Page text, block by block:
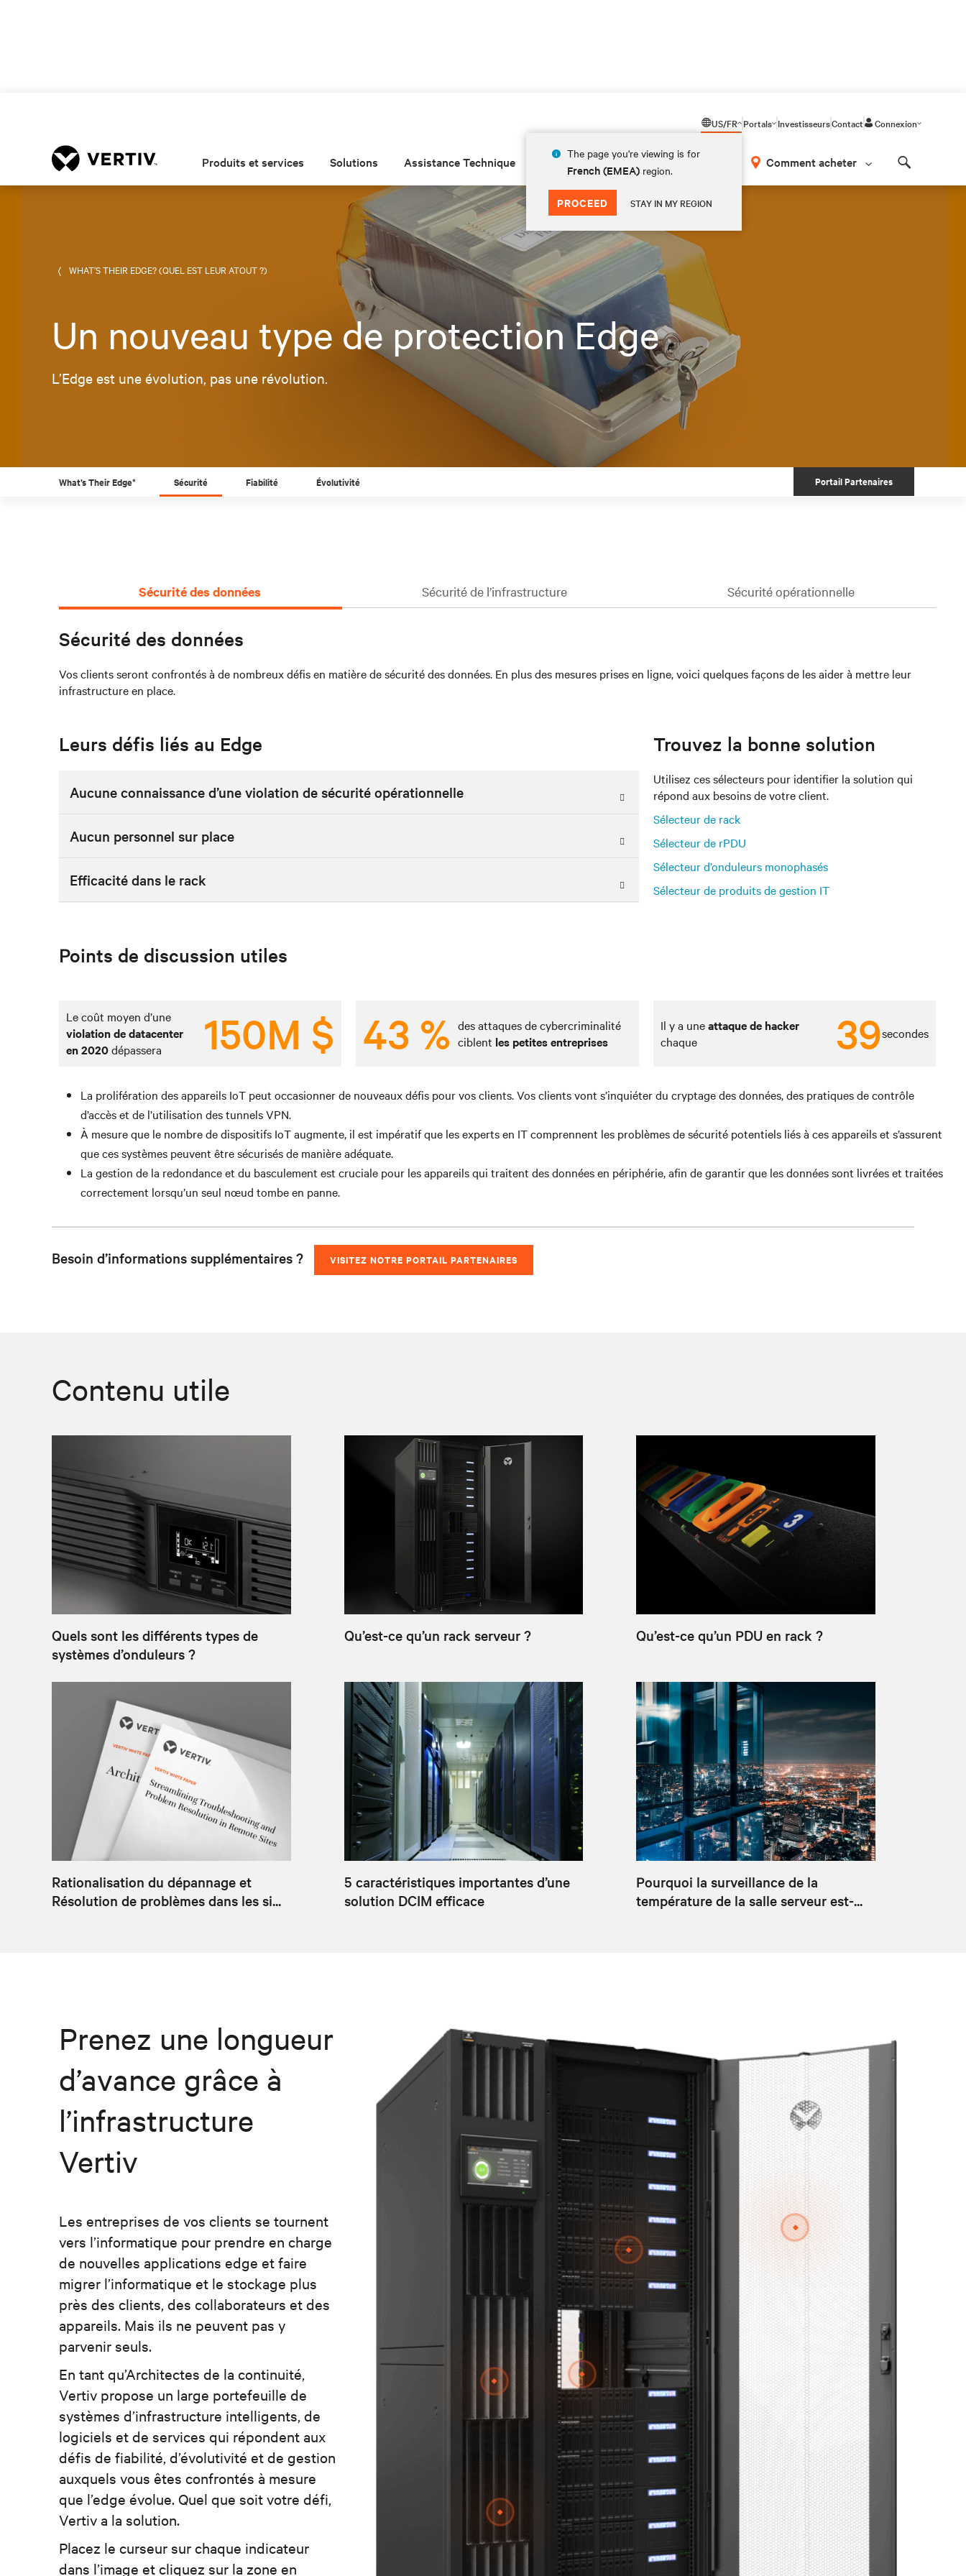
US/FR
The page you're viewing is for
French (EMEA) region.
PROCEED STAY IN MY REGION
Portals InvestisseursContact Connexion
Produits et services Solutions Assistance Technique Insights À propos Comment acheter
WHAT’S THEIR EDGE? (QUEL EST LEUR ATOUT ?)
Un nouveau type de protection Edge
L’Edge est une évolution, pas une révolution.
What’s Their Edge* Sécurité Fiabilité Évolutivité Portail Partenaires
Sécurité des données Sécurité de l’infrastructure Sécurité opérationnelle
Sécurité des données
Vos clients seront confrontés à de nombreux défis en matière de sécurité des données. En plus des mesures prises en ligne, voici quelques façons de les aider à mettre leur
infrastructure en place.
Leurs défis liés au Edge
Aucune connaissance d’une violation de sécurité opérationnelle
Aucun personnel sur place
Efficacité dans le rack
Trouvez la bonne solution
Utilisez ces sélecteurs pour identifier la solution qui
répond aux besoins de votre client.
Sélecteur de rack
Sélecteur de rPDU
Sélecteur d’onduleurs monophasés
Sélecteur de produits de gestion IT
Points de discussion utiles
Le coût moyen d’une
violation de datacenter
en 2020dépassera 150M $ 43 % des attaques de cybercriminalité
ciblent les petites entreprises
Il y a uneattaque de hacker
chaque
39secondes
La prolifération des appareils IoT peut occasionner de nouveaux défis pour vos clients. Vos clients vont s’inquiéter du cryptage des données, des pratiques de contrôle
d’accès et de l’utilisation des tunnels VPN.
À mesure que le nombre de dispositifs IoT augmente, il est impératif que les experts en IT comprennent les problèmes de sécurité potentiels liés à ces appareils et s’assurent
que ces systèmes peuvent être sécurisés de manière adéquate.
La gestion de la redondance et du basculement est cruciale pour les appareils qui traitent des données en périphérie, afin de garantir que les données sont livrées et traitées
correctement lorsqu’un seul nœud tombe en panne.
Besoin d’informations supplémentaires ? VISITEZ NOTRE PORTAIL PARTENAIRES
Contenu utile
Quels sont les différents types de
systèmes d’onduleurs ?
Qu’est-ce qu’un rack serveur ? Qu’est-ce qu’un PDU en rack ?
Rationalisation du dépannage et
Résolution de problèmes dans les si...
5 caractéristiques importantes d’une
solution DCIM efficace
Pourquoi la surveillance de la
température de la salle serveur est-...
Prenez une longueur
d’avance grâce à
l’infrastructure
Vertiv
Les entreprises de vos clients se tournent
vers l’informatique pour prendre en charge
de nouvelles applications edge et faire
migrer l’informatique et le stockage plus
près des clients, des collaborateurs et des
appareils. Mais ils ne peuvent pas y
parvenir seuls.
En tant qu’Architectes de la continuité,
Vertiv propose un large portefeuille de
systèmes d’infrastructure intelligents, de
logiciels et de services qui répondent aux
défis de fiabilité, d’évolutivité et de gestion
auxquels vous êtes confrontés à mesure
que l’edge évolue. Quel que soit votre défi,
Vertiv a la solution.
Placez le curseur sur chaque indicateur
dans l’image et cliquez sur la zone en